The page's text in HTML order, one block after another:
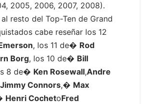
2005, 2006, 2007, 2008).
resto del Top-Ten de Grand
cabe reseñar los 12
, los 11 de� Rod
Borg, los 10 de� Bill
8 de� Ken Rosewall,Andre
Jimmy Connors,� Max
Henri CochetoFred